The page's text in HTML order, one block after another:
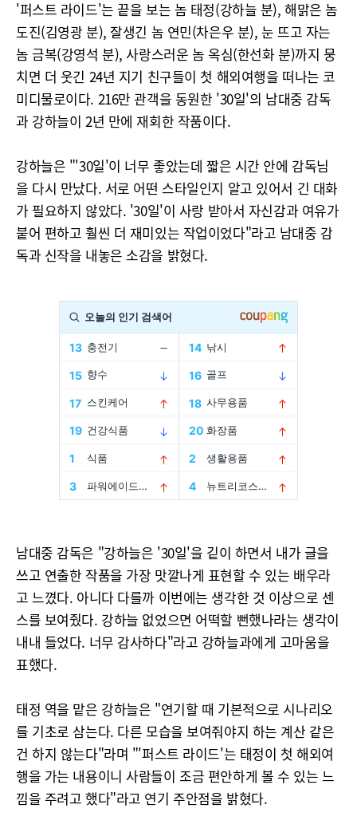
'퍼스트 라이드'는 끝을 보는 놈 태정(강하늘 분), 해맑은 놈
도진(김영광 분), 잘생긴 놈 연민(차은우 분), 눈 뜨고 자는
놈 금복(강영석 분), 사랑스러운 놈 옥심(한선화 분)까지 뭉
치면 더 웃긴 24년 지기 친구들이 첫 해외여행을 떠나는 코
미디물로이다. 216만 관객을 동원한 '30일'의 남대중 감독
과 강하늘이 2년 만에 재회한 작품이다.
강하늘은 "'30일'이 너무 좋았는데 짧은 시간 안에 감독님
을 다시 만났다. 서로 어떤 스타일인지 알고 있어서 긴 대화
가 필요하지 않았다. '30일'이 사랑 받아서 자신감과 여유가
붙어 편하고 훨씬 더 재미있는 작업이었다"라고 남대중 감
독과 신작을 내놓은 소감을 밝혔다.
남대중 감독은 "강하늘은 '30일'을 깉이 하면서 내가 글을
쓰고 연출한 작품을 가장 맛깔나게 표현할 수 있는 배우라
고 느꼈다. 아니다 다를까 이번에는 생각한 것 이상으로 센
스를 보여줬다. 강하늘 없었으면 어떡할 뻔했나라는 생각이
내내 들었다. 너무 감사하다"라고 강하늘과에게 고마움을
표했다.
태정 역을 맡은 강하늘은 "연기할 때 기본적으로 시나리오
를 기초로 삼는다. 다른 모습을 보여줘야지 하는 계산 같은
건 하지 않는다"라며 "'퍼스트 라이드'는 태정이 첫 해외여
행을 가는 내용이니 사람들이 조금 편안하게 볼 수 있는 느
낌을 주려고 했다"라고 연기 주안점을 밝혔다.